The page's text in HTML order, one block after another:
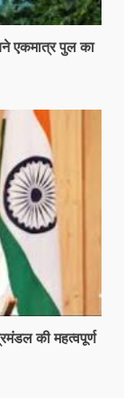
एकमात्र पुल का
की महत्वपूर्ण